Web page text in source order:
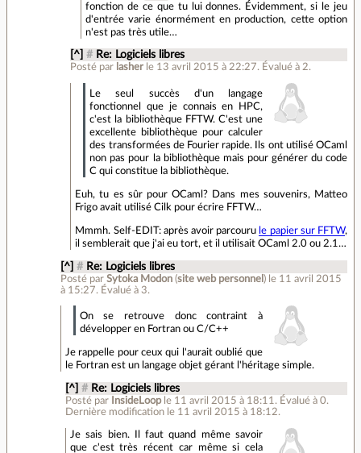
fonction de ce que tu lui donnes. Évidemment, si le jeu
d'entrée varie énormément en production, cette option
n'est pas très utile…
[^] # Re: Logiciels libres
Posté par lasher le 13 avril 2015 à 22:27. Évalué à2.
Le seul succès d'un langage
fonctionnel que je connais en HPC,
c'est la bibliothèque FFTW. C'est une
excellente bibliothèque pour calculer
des transformées de Fourier rapide. Ils ont utilisé OCaml
non pas pour la bibliothèque mais pour générer du code
C qui constitue la bibliothèque.
Euh, tu es sûr pour OCaml? Dans mes souvenirs, Matteo
Frigo avait utilisé Cilk pour écrire FFTW…
Mmmh. Self-EDIT: après avoir parcouru le papier sur FFTW,
il semblerait que j'ai eu tort, et il utilisait OCaml 2.0 ou 2.1…
[^] # Re: Logiciels libres
Posté par Sytoka Modon(site web personnel ) le 11 avril 2015
à 15:27. Évalué à 3.
On se retrouve donc contraint à
développer en Fortran ou C/C++
Je rappelle pour ceux qui l'aurait oublié que
le Fortran est un langage objet gérant l'héritage simple.
[^] # Re: Logiciels libres
Posté par InsideLoop le 11 avril 2015 à 18:11 . Évalué à 0.
Dernière modification le 11 avril 2015 à 18:12.
Je sais bien. Il faut quand même savoir
que c'est très récent car même si cela